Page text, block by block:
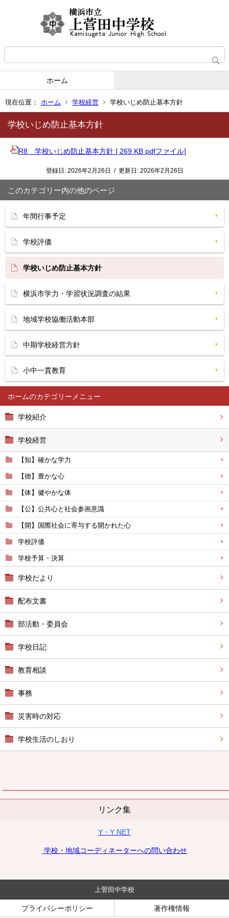
ホーム
現在位置： ホーム 学校経営 学校いじめ防止基本方針
ホーム
学校紹介
学校経営
【知】確かな学力
【徳】豊かな心
【体】健やかな体
【公】公共心と社会参画意識
【開】国際社会に寄与する開かれた心
学校評価
学校予算・決算
学校だより
配布文書
部活動・委員会
学校日記
教育相談
事務
災害時の対応
学校生活のしおり
リンク集
Y・Y NET
学校・地域コーディネーターへの問い合わせ
学校いじめ防止基本方針
R8 学校いじめ防止基本方針 [ 269 KB pdfファイル]
登録日: 2026年2月26日 / 更新日: 2026年2月26日
このカテゴリー内の他のページ
年間行事予定
学校評価
学校いじめ防止基本方針
横浜市学力・学習状況調査の結果
地域学校協働活動本部
中期学校経営方針
小中一貫教育
上菅田中学校
プライバシーポリシー 著作権情報